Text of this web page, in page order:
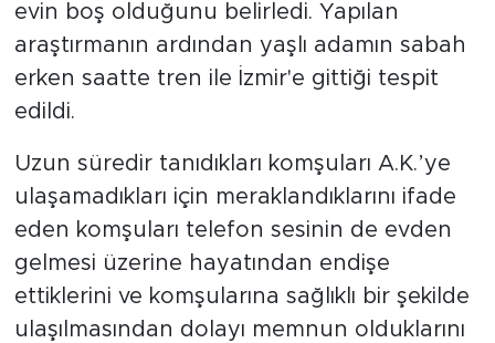
evin boş olduğunu belirledi. Yapılan
araştırmanın ardından yaşlı adamın sabah
erken saatte tren ile İzmir'e gittiği tespit
edildi.
Uzun süredir tanıdıkları komşuları A.K.’ye
ulaşamadıkları için meraklandıklarını ifade
eden komşuları telefon sesinin de evden
gelmesi üzerine hayatından endişe
ettiklerini ve komşularına sağlıklı bir şekilde
ulaşılmasından dolayı memnun olduklarını